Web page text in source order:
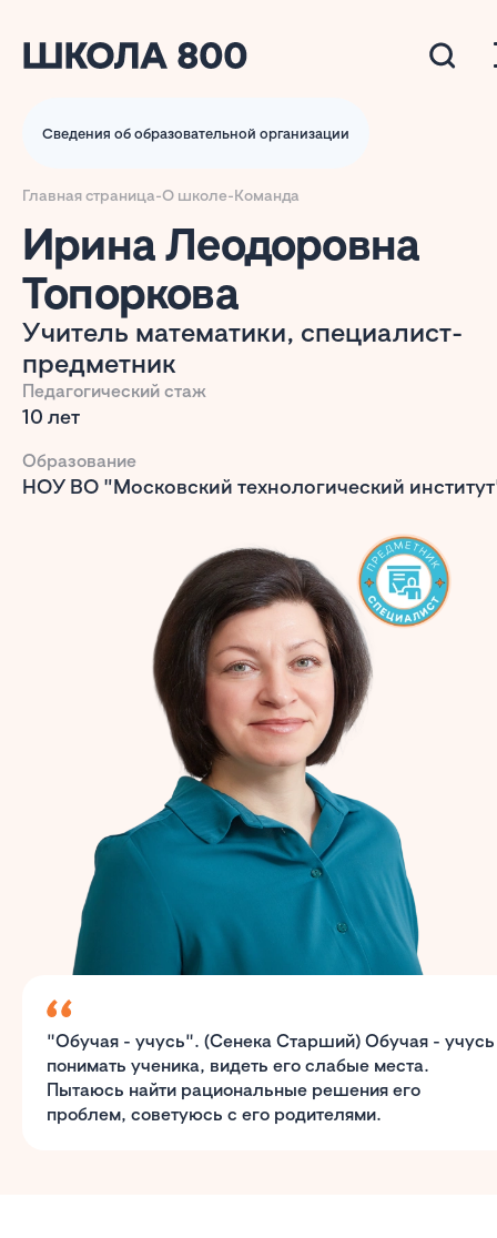
Сведения об образовательной организации
Главная страница-О школе-Команда
Ирина Леодоровна
Топоркова
Учитель математики, специалист-
предметник
Педагогический стаж
10 лет
Образование
НОУ ВО "Московский технологический
"Обучая - учусь". (Сенека Старший) Обучая - учусь
понимать ученика, видеть его слабые места.
Пытаюсь найти рациональные решения его
проблем, советуюсь с его родителями.